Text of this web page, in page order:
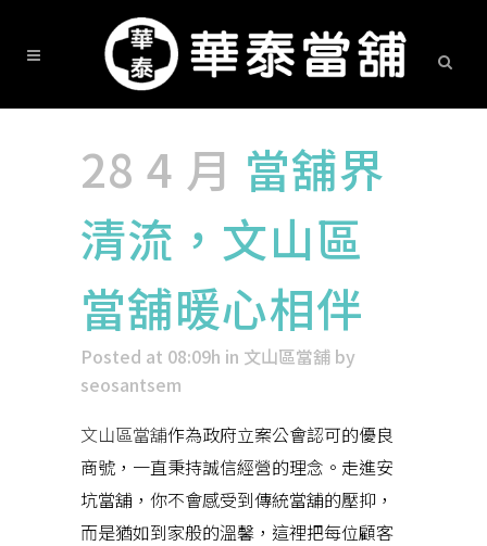
28 4 月 當舖界
清流，文山區
當舖暖心相伴
Posted at 08:09h in 文山區當舖 by
seosantsem
文山區當舖作為政府立案公會認可的優良
商號，一直秉持誠信經營的理念。走進安
坑當舖，你不會感受到傳統當舖的壓抑，
而是猶如到家般的溫馨，這裡把每位顧客